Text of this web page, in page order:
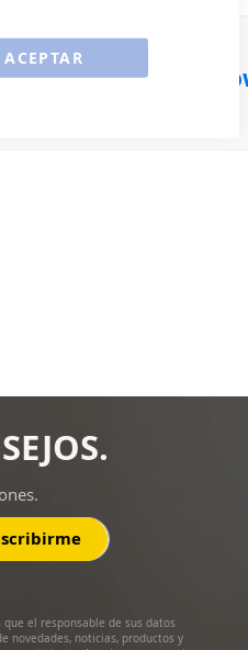
ACEPTAR
el responsable de sus datos
novedades, noticias, productos y